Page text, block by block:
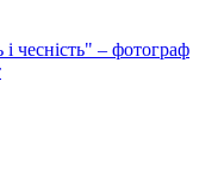
чесність" – фотограф